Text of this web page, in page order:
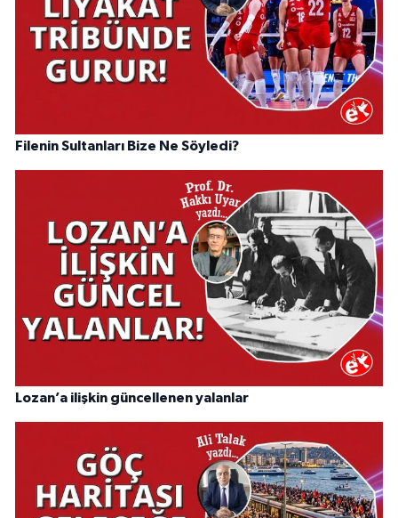
Filenin Sultanları Bize Ne Söyledi?
Lozan’a ilişkin güncellenen yalanlar